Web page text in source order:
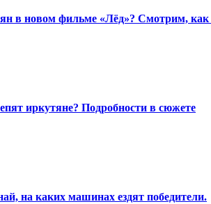
в новом фильме «Лёд»? Смотрим,
иркутяне? Подробности в сюжете
на каких машинах ездят победители.